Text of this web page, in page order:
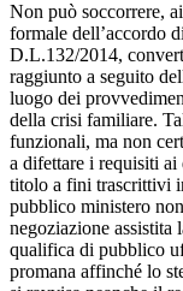
Non può soccorrere,
formale dell’accordo
D.L.132/2014,
raggiunto a seguito
luogo dei
della crisi familiare.
funzionali, ma non
a difettare i requisiti ai
titolo a fini trascrittivi
pubblico ministero
negoziazione assistita
qualifica di pubblico
promana affinché lo